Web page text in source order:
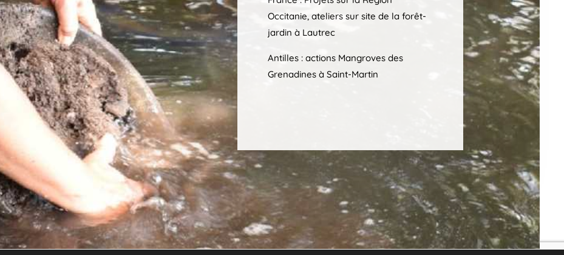
Occitanie, ateliers sur site de la forêt-
jardin à Lautrec
Antilles : actions Mangroves des
Grenadines à Saint-Martin